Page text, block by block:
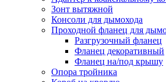
Зонт вытяжной
Консоли для дымохода
Проходной фланец для
Разгрузочный фланец
Фланец декоративный
Фланец на/под крышу
Опора тройника